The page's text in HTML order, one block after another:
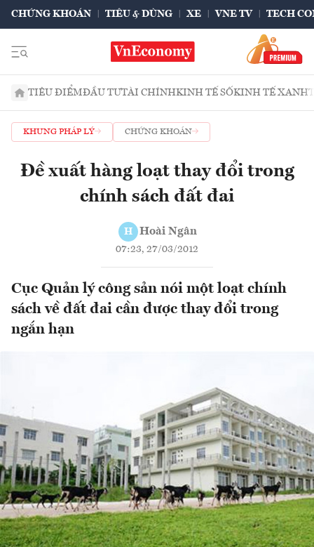
CHỨNG KHOÁN TIÊU & DÙNG XE VNE TV TECH
TIÊU ĐIỂMĐẦU TƯTÀI CHÍNHKINH TẾ SỐKINH TẾ XANH
KHUNG PHÁP LÝ CHỨNG KHOÁN
Đề xuất hàng loạt thay đổi trong
chính sách đất đai
H Hoài Ngân
07:23, 27/03/2012
Cục Quản lý công sản nói một loạt chính
sách về đất đai cần được thay đổi trong
ngắn hạn